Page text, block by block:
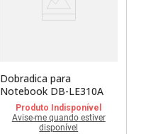
Dobradica para
Notebook DB-LE310A
Produto Indisponível
Avise-me quando estiver
disponível